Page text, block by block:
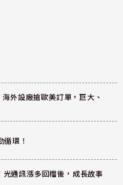
外設廠搶歐美訂單，巨大、
環！
通訊漲多回檔後，成長故事